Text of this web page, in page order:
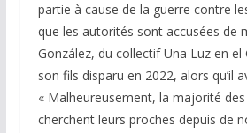
partie à cause de la guerre contre
que les autorités sont accusées de
González, du collectif Una Luz en el
son fils disparu en 2022, alors qu’il
« Malheureusement, la majorité
cherchent leurs proches depuis de